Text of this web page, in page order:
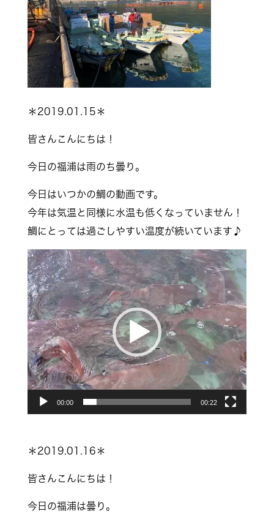
＊2019.01.15＊
皆さんこんにちは！
今日の福浦は雨のち曇り。
今日はいつかの鯛の動画です。
今年は気温と同様に水温も低くなっていません！
鯛にとっては過ごしやすい温度が続いています♪
動
画
プ
レ
ー
ヤ
ー
00:00 00:22
＊2019.01.16＊
皆さんこんにちは！
今日の福浦は曇り。